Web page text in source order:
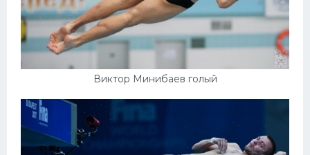
Виктор Минибаев голый